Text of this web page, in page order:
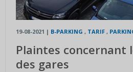
19-08-2021 | B-PARKING , TARIF ,
Plaintes concernant
des gares